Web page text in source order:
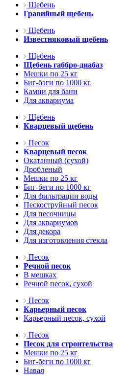
Щебень
Гравийный щебень
Щебень
Известняковый щебень
Щебень
Щебень габбро-диабаз
Мешки по 25 кг
Биг-бэги по 1000 кг
Камни для бани
Для аквариума
Щебень
Кварцевый щебень
Песок
Кварцевый песок
Окатанный (сухой)
Дробленый
Мешки по 25 кг
Биг-беги по 1000 кг
Для фильтрации воды
Пескоструйный песок
Для песочницы
Для аквариумов
Для декора
Для изготовления стекла
Песок
Речной песок
В мешках
Речной песок, сухой
Песок
Карьерный песок
Карьерный песок, сухой
Песок
Песок для строительства
Мешки по 25 кг
Биг-беги по 1000 кг
Навал